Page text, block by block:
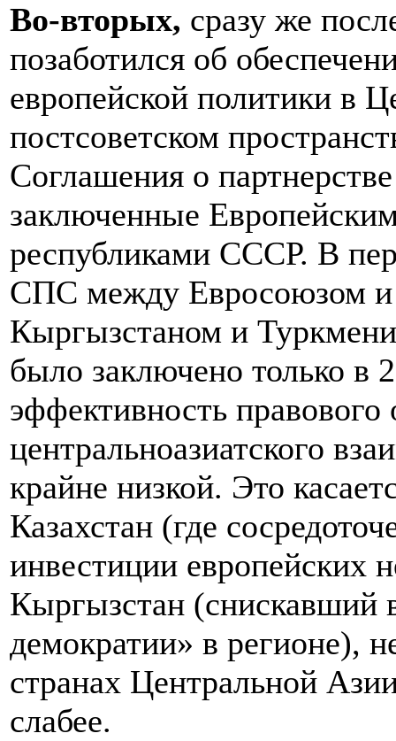
Во-вторых, сразу же
позаботился об
европейской политики в
постсоветском
Соглашения о
заключенные
республиками СССР. В
СПС между Евросоюзом и
Кыргызстаном и
было заключено только в
эффективность правового
центральноазиатского
крайне низкой. Это
Казахстан (где
инвестиции европейских
Кыргызстан (снискавший
демократии» в регионе),
странах Центральной
слабее.